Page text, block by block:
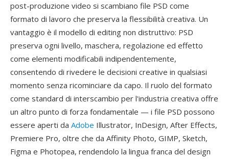
post-produzione video si scambiano file PSD come
formato di lavoro che preserva la flessibilità creativa. Un
vantaggio è il modello di editing non distruttivo: PSD
preserva ogni livello, maschera, regolazione ed effetto
come elementi modificabili indipendentemente,
consentendo di rivedere le decisioni creative in qualsiasi
momento senza ricominciare da capo. Il ruolo del formato
come standard di interscambio per l'industria creativa offre
un altro punto di forza fondamentale — i file PSD possono
essere aperti da Adobe Illustrator, InDesign, After Effects,
Premiere Pro, oltre che da Affinity Photo, GIMP, Sketch,
Figma e Photopea, rendendolo la lingua franca del design